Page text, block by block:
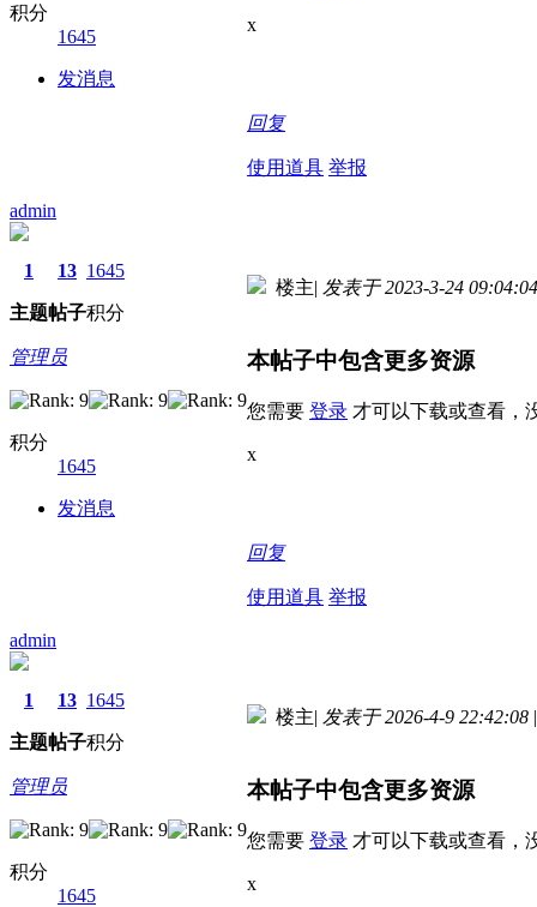
积分
1645
发消息
x
回复
使用道具 举报
admin
1
主题
13
帖子
1645
积分
管理员
积分
1645
发消息
楼主| 发表于 2023-3-24 09:04:04
本帖子中包含更多资源
您需要 登录 才可以下载或查看，
x
回复
使用道具 举报
admin
1
主题
13
帖子
1645
积分
管理员
积分
1645
楼主| 发表于 2026-4-9 22:42:08 |
本帖子中包含更多资源
您需要 登录 才可以下载或查看，
x